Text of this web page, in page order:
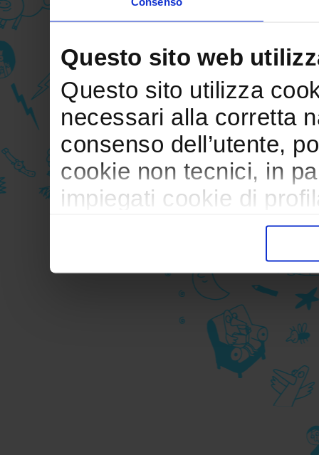
Questo sito web
Questo sito utilizza
necessari alla corretta
consenso dell’utente,
cookie non tecnici, in
impiegati cookie di
trasferimento verso
durante la navigazione.
Per maggiori dettagli
durante la
privacy sui cookie, ti
informativa cookie
Chiudendo il banner
senza alcuna